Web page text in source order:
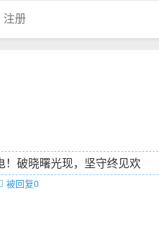
注册
！破晓曙光现，坚守终见欢
被回复0